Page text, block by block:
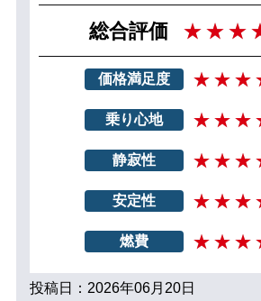
総合評価
価格満足度
乗り心地
静寂性
安定性
燃費
投稿日：2026年06月20日